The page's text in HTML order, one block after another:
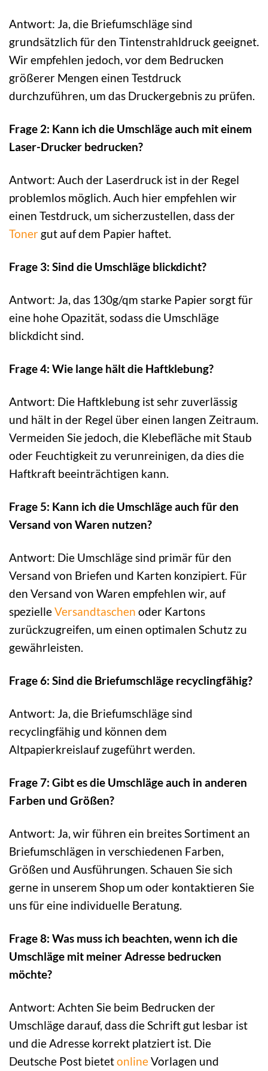
Antwort: Ja, die Briefumschläge sind
grundsätzlich für den Tintenstrahldruck geeignet.
Wir empfehlen jedoch, vor dem Bedrucken
größerer Mengen einen Testdruck
durchzuführen, um das Druckergebnis zu prüfen.
Frage 2: Kann ich die Umschläge auch mit einem
Laser-Drucker bedrucken?
Antwort: Auch der Laserdruck ist in der Regel
problemlos möglich. Auch hier empfehlen wir
einen Testdruck, um sicherzustellen, dass der
Toner gut auf dem Papier haftet.
Frage 3: Sind die Umschläge blickdicht?
Antwort: Ja, das 130g/qm starke Papier sorgt für
eine hohe Opazität, sodass die Umschläge
blickdicht sind.
Frage 4: Wie lange hält die Haftklebung?
Antwort: Die Haftklebung ist sehr zuverlässig
und hält in der Regel über einen langen Zeitraum.
Vermeiden Sie jedoch, die Klebefläche mit Staub
oder Feuchtigkeit zu verunreinigen, da dies die
Haftkraft beeinträchtigen kann.
Frage 5: Kann ich die Umschläge auch für den
Versand von Waren nutzen?
Antwort: Die Umschläge sind primär für den
Versand von Briefen und Karten konzipiert. Für
den Versand von Waren empfehlen wir, auf
spezielleVersandtaschen oder Kartons
zurückzugreifen, um einen optimalen Schutz zu
gewährleisten.
Frage 6: Sind die Briefumschläge recyclingfähig?
Antwort: Ja, die Briefumschläge sind
recyclingfähig und können dem
Altpapierkreislauf zugeführt werden.
Frage 7: Gibt es die Umschläge auch in anderen
Farben und Größen?
Antwort: Ja, wir führen ein breites Sortiment an
Briefumschlägen in verschiedenen Farben,
Größen und Ausführungen. Schauen Sie sich
gerne in unserem Shop um oder kontaktieren Sie
uns für eine individuelle Beratung.
Frage 8: Was muss ich beachten, wenn ich die
Umschläge mit meiner Adresse bedrucken
möchte?
Antwort: Achten Sie beim Bedrucken der
Umschläge darauf, dass die Schrift gut lesbar ist
und die Adresse korrekt platziert ist. Die
Deutsche Post bietetonlineVorlagen und